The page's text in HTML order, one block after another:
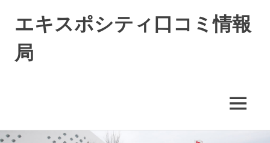
コ
エキスポシティ口コミ情報
局
テ
MENU